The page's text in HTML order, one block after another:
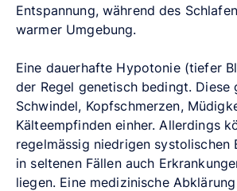
Entspannung, während des
warmer Umgebung.
Eine dauerhafte Hypotonie (tiefer
der Regel genetisch bedingt. Diese
Schwindel, Kopfschmerzen,
Kälteempfinden einher. Allerdings
regelmässig niedrigen systolischen
in seltenen Fällen auch
liegen. Eine medizinische